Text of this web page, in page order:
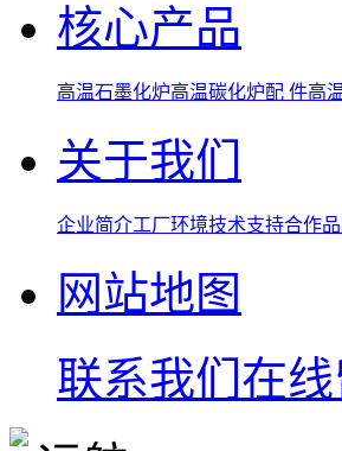
核心产品
高温石墨化炉高温碳化炉配 件高
关于我们
企业简介工厂环境技术支持合作
网站地图
联系我们 在